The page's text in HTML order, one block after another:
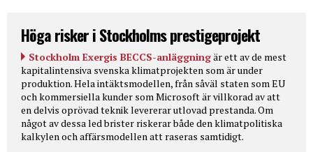
Höga risker i Stockholms prestigeprojekt
Stockholm Exergis BECCS-anläggningär ett av de mest
kapitalintensiva svenska klimatprojekten som är under
produktion. Hela intäktsmodellen, från såväl staten som EU
och kommersiella kunder som Microsoft är villkorad av att
en delvis oprövad teknik levererar utlovad prestanda. Om
något av dessa led brister riskerar både den klimatpolitiska
kalkylen och affärsmodellen att raseras samtidigt.